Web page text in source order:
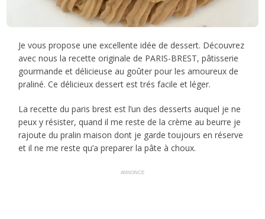
Je vous propose une excellente idée de dessert. Découvrez
avec nous la recette originale de PARIS-BREST, pâtisserie
gourmande et délicieuse au goûter pour les amoureux de
praliné. Ce délicieux dessert est trés facile et léger.
La recette du paris brest est l’un des desserts auquel je ne
peux y résister, quand il me reste de la crème au beurre je
rajoute du pralin maison dont je garde toujours en réserve
et il ne me reste qu’a preparer la pâte à choux.
ANNONCE